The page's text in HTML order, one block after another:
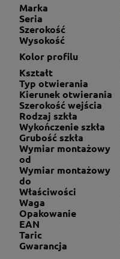
Marka
Seria
Szerokość
Wysokość
Kolor profilu
Kształt
Typ otwierania
Kierunek otwierania
Szerokość wejścia
Rodzaj szkła
Wykończenie szkła
Grubość szkła
Wymiar montażowy
od
Wymiar montażowy
do
Właściwości
Waga
Opakowanie
EAN
Taric
Gwarancja